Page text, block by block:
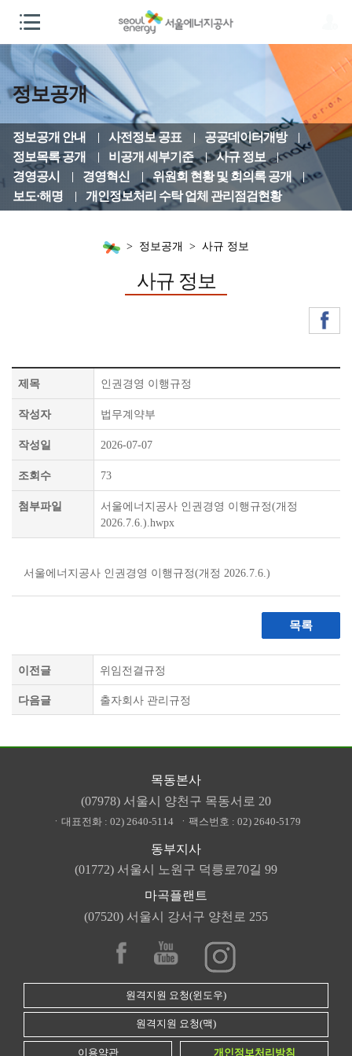
정보공개
정보공개 안내 사전정보 공표
공공데이터개방
정보목록 공개
비공개 세부기준
사규 정보
경영공시
경영혁신
위원회 현황 및 회의록 공개
보도·해명
개인정보처리 수탁 업체 관리점검현황
정보공개 사규 정보
사규 정보
제목 인권경영 이행규정
작성자 법무계약부
작성일 2026-07-07
조회수 73
첨부파일
서울에너지공사 인권경영 이행규정(개정
2026.7.6.).hwpx
서울에너지공사 인권경영 이행규정(개정 2026.7.6.)
목록
이전글 위임전결규정
다음글 출자회사 관리규정
목동본사
(07978) 서울시 양천구 목동서로 20
ㆍ대표전화 : 02) 2640-5114 ㆍ팩스번호 : 02) 2640-5179
동부지사
(01772) 서울시 노원구 덕릉로70길 99
마곡플랜트
(07520) 서울시 강서구 양천로 255
원격지원 요청(윈도우)
원격지원 요청(맥)
이용약관 개인정보처리방침